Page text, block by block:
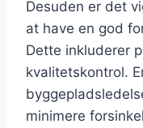
Desuden er det
at have en god
Dette inkluderer
kvalitetskontrol.
minimere